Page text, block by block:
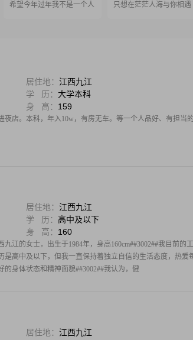
希望今年过年我不是一个人 只想在茫茫人海与你相遇
居住地： 江西九江
学 历： 大学本科
身 高： 159
夜店。本科，年入10w，有房无车。等一个人品好、有担当
居住地： 江西九江
学 历： 高中及以下
身 高： 160
江的女士，出生于1984年，身高160cm##3002##我目前的
是高中及以下，但我一直保持着独立自信的生活态度，热爱
的身体状态和精神面貌##3002##我认为，健
居住地： 江西九江